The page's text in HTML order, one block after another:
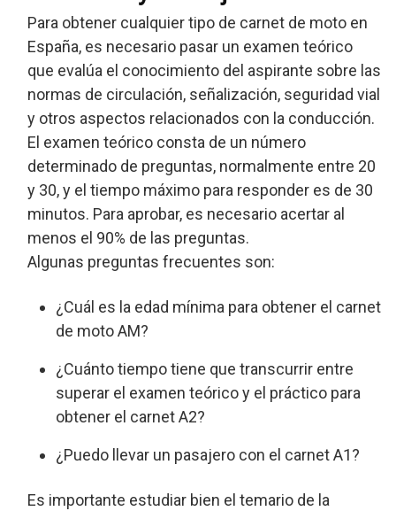
Para obtener cualquier tipo de carnet de moto en
España, es necesario pasar un examen teórico
que evalúa el conocimiento del aspirante sobre las
normas de circulación, señalización, seguridad vial
y otros aspectos relacionados con la conducción.
El examen teórico consta de un número
determinado de preguntas, normalmente entre 20
y 30, y el tiempo máximo para responder es de 30
minutos. Para aprobar, es necesario acertar al
menos el 90% de las preguntas.
Algunas preguntas frecuentes son:
¿Cuál es la edad mínima para obtener el carnet
de moto AM?
¿Cuánto tiempo tiene que transcurrir entre
superar el examen teórico y el práctico para
obtener el carnet A2?
¿Puedo llevar un pasajero con el carnet A1?
Es importante estudiar bien el temario de la